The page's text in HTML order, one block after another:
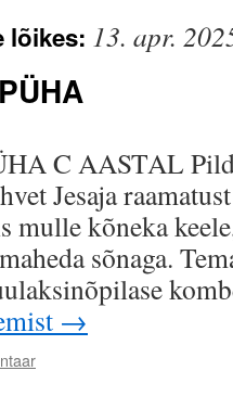
lõikes: 13. apr.
C AASTAL
Jesaja
mulle kõneka
sõnaga.
→